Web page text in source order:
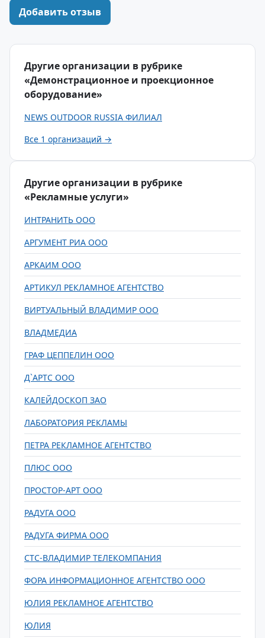
Добавить отзыв
Другие организации в рубрике
«Демонстрационное и проекционное
оборудование»
NEWS OUTDOOR RUSSIA ФИЛИАЛ
Все 1 организаций →
Другие организации в рубрике
«Рекламные услуги»
ИНТРАНИТЬ ООО
АРГУМЕНТ РИА ООО
АРКАИМ ООО
АРТИКУЛ РЕКЛАМНОЕ АГЕНТСТВО
ВИРТУАЛЬНЫЙ ВЛАДИМИР ООО
ВЛАДМЕДИА
ГРАФ ЦЕППЕЛИН ООО
Д`АРТС ООО
КАЛЕЙДОСКОП ЗАО
ЛАБОРАТОРИЯ РЕКЛАМЫ
ПЕТРА РЕКЛАМНОЕ АГЕНТСТВО
ПЛЮС ООО
ПРОСТОР-АРТ ООО
РАДУГА ООО
РАДУГА ФИРМА ООО
СТС-ВЛАДИМИР ТЕЛЕКОМПАНИЯ
ФОРА ИНФОРМАЦИОННОЕ АГЕНТСТВО ООО
ЮЛИЯ РЕКЛАМНОЕ АГЕНТСТВО
ЮЛИЯ